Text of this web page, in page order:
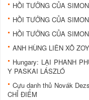
HỒI TƯỞNG CỦA
HỒI TƯỞNG CỦA
HỒI TƯỞNG CỦA
ANH HÙNG LIÊN XÔ
Hungary: LẠI PHANH
Y PASKAI LÁSZLÓ
Cựu danh thủ Novák
CHỈ ÐIỂM